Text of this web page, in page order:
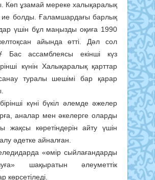
Көп ұзамай мереке халықаралық
ие болды. Ғаламшардағы барлық
үшін бұл маңызды оқиға 1990
айында өтті. Дәл сол
Бас ассамблеясы екінші күз
күнін Халықаралық қарттар
туралы шешімі бар қарар
күні бүкіл әлемде әжелер
аналар мен әкелерге оларды
жақсы көретіндерін айту үшін
әдетке айналған.
«өмір сыйлағандарды
шақыратын әлеуметтік
көрсетіледі.